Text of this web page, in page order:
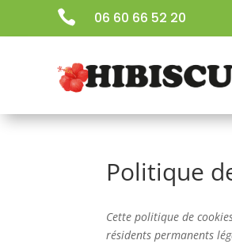
 06 60 66 52 20
Politique
Cette politique de
résidents permanents